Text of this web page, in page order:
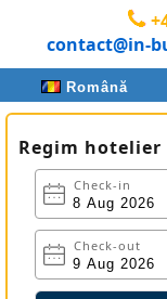
contact@in-
Română
Regim hotelier
Check-in
Check-out